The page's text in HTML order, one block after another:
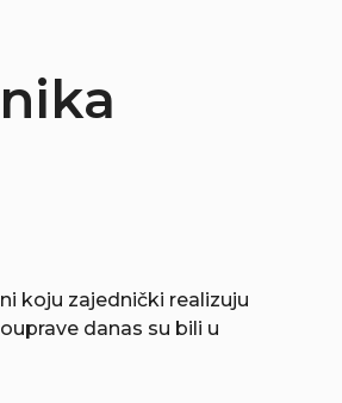
koju zajednički realizuju
danas su bili u